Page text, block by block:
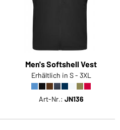
Men's Softshell Vest
Erhältlich in S - 3XL
Art-Nr.: JN136